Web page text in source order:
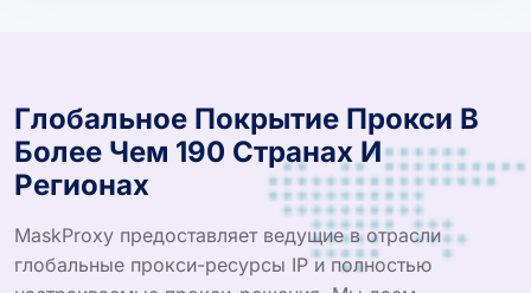
Глобальное Покрытие Прокси В
Более Чем 190 Странах И
Регионах
MaskProxy предоставляет ведущие в отрасли
глобальные прокси-ресурсы IP и полностью